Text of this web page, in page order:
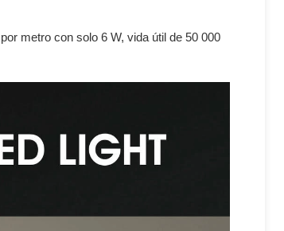
metro con solo 6 W, vida útil de 50 000